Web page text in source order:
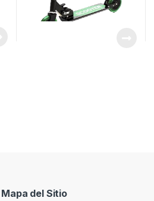
Mapa del Sitio